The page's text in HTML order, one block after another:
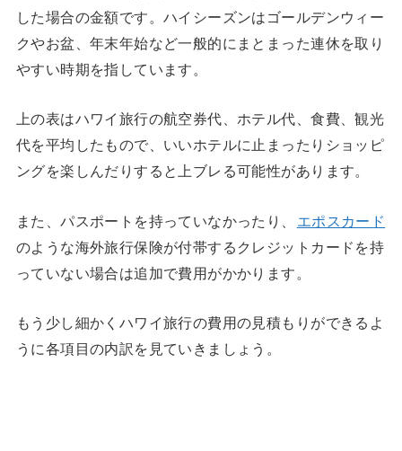
した場合の金額です。ハイシーズンはゴールデンウィー
クやお盆、年末年始など一般的にまとまった連休を取り
やすい時期を指しています。
上の表はハワイ旅行の航空券代、ホテル代、食費、観光
代を平均したもので、いいホテルに止まったりショッピ
ングを楽しんだりすると上ブレる可能性があります。
また、パスポートを持っていなかったり、
エポスカード
のような海外旅行保険が付帯するクレジットカードを持
っていない場合は追加で費用がかかります。
もう少し細かくハワイ旅行の費用の見積もりができるよ
うに各項目の内訳を見ていきましょう。